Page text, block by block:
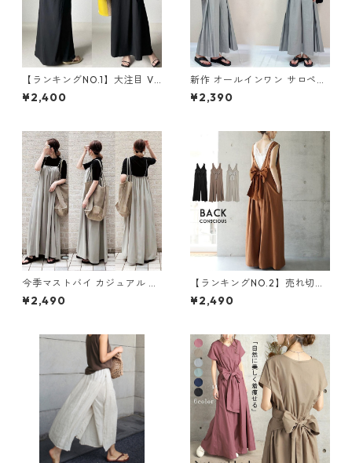
【ランキングNO.1】大注目 V
ネック ノースリーブ ワンピー
ス m-738
¥2,400
新作 オールインワン サロペッ
トパンツ m-462
¥2,390
今季マストバイ カジュアル ゆ
ったりキャミワンピース m-4
65
¥2,490
【ランキングNO.2】売れ切れ
必至 バックリボン4色展開 オ
ールインワン m-385
¥2,490